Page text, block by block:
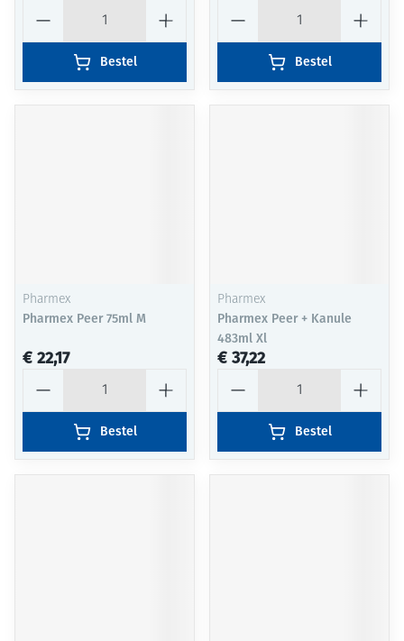
Bestel Bestel
Pharmex
Pharmex Peer 75ml M
€ 22,17
Bestel
Pharmex
Pharmex Peer + Kanule
483ml Xl
€ 37,22
Bestel